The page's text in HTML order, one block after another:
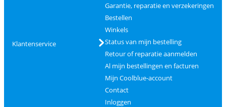
Klantenservice
Garantie, reparatie en verzekeringen
Bestellen
Winkels
Status van mijn bestelling
Retour of reparatie aanmelden
Al mijn bestellingen en facturen
Mijn Coolblue-account
Contact
Inloggen